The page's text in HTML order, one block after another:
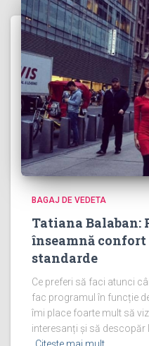
BAGAJ DE VEDETA
Tatiana
înseamnă
standarde
Ce preferi să faci atunci
fac programul în funcție
îmi place foarte mult să
interesanți și să descopăr